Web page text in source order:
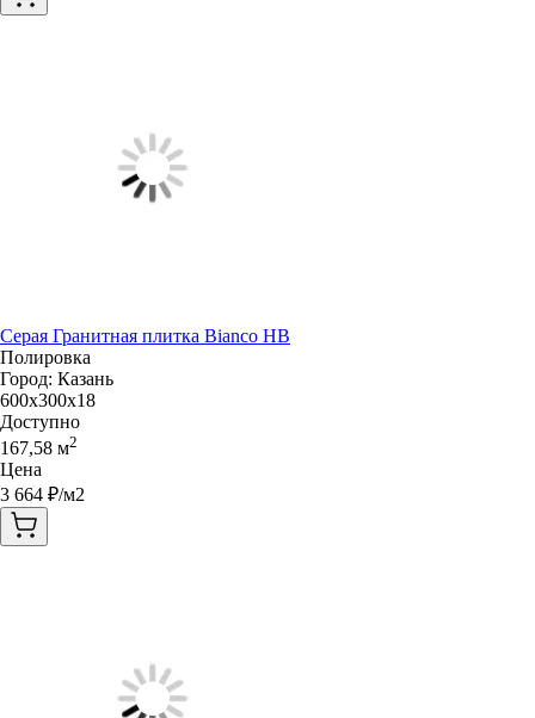
Серая Гранитная плитка Bianco HB
Полировка
Город: Казань
600x300x18
Доступно
167,58 м2
Цена
3 664 ₽/м2